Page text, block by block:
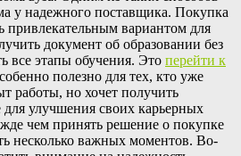
у надежного поставщика. Покупка
привлекательным вариантом для
документ об образовании без
все этапы обучения. Это перейти к
полезно для тех, кто уже
работы, но хочет получить
для улучшения своих карьерных
чем принять решение о покупке
несколько важных моментов. Во-